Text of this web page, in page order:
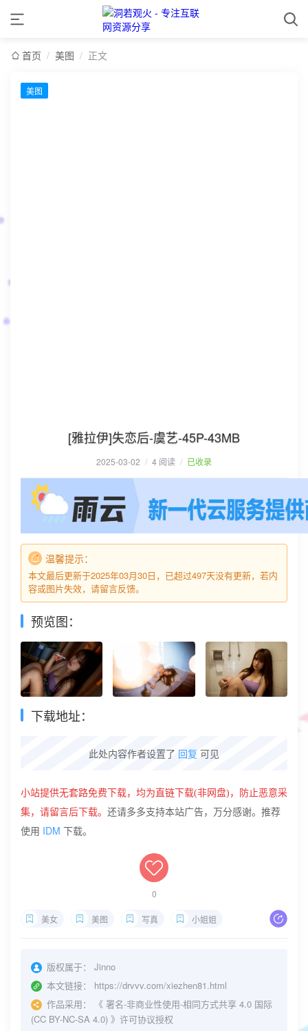
首页 / 美图 / 正文
美图
[雅拉伊]失恋后-虞艺-45P-43MB
2025-03-02 / 4 阅读 / 已收录
温馨提示：
本文最后更新于2025年03月30日，已超过497天没有更新，若内
容或图片失效，请留言反馈。
预览图：
下载地址：
此处内容作者设置了 回复 可见
小站提供无套路免费下载， 均为直链下载(非网盘) ，防止恶意采
集，请留言后下载。 还请多多支持本站广告，万分感谢。推荐
使用 IDM 下载。
0
美女 美图 写真 小姐姐
版权属于：
Jinno
本文链接：
https://drvvv.com/xiezhen81.html
作品采用：
《 署名-非商业性使用-相同方式共享 4.0 国际
(CC BY-NC-SA 4.0) 》许可协议授权